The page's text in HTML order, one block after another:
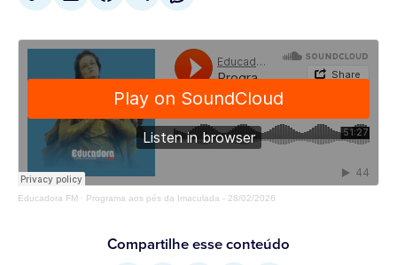
Educadora FM · Programa aos pés da Imaculada - 28/02/2026
Compartilhe esse conteúdo